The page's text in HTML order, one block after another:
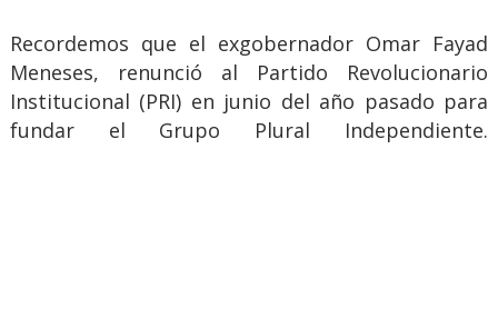
Recordemos que el exgobernador Omar Fayad
Meneses, renunció al Partido Revolucionario
Institucional (PRI) en junio del año pasado para
fundar el Grupo Plural Independiente.